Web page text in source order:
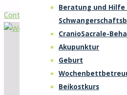
Beratung und Hilfe
CranioSacrale-
Akupunktur
Geburt
Beikostkurs
Continue reading